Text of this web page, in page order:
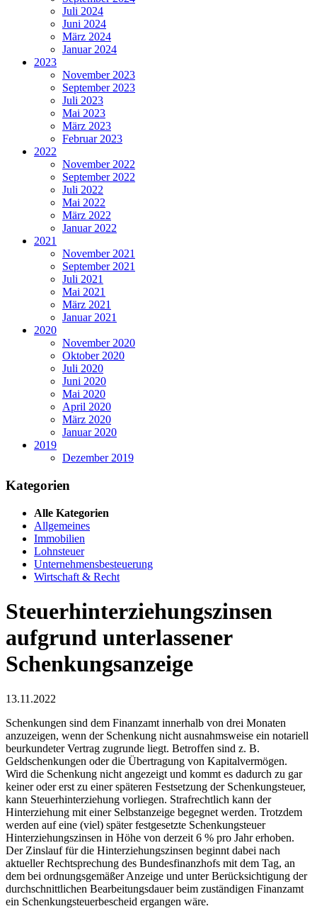
Juli 2024
Juni 2024
März 2024
Januar 2024
2023
November 2023
September 2023
Juli 2023
Mai 2023
März 2023
Februar 2023
2022
November 2022
September 2022
Juli 2022
Mai 2022
März 2022
Januar 2022
2021
November 2021
September 2021
Juli 2021
Mai 2021
März 2021
Januar 2021
2020
November 2020
Oktober 2020
Juli 2020
Juni 2020
Mai 2020
April 2020
März 2020
Januar 2020
2019
Dezember 2019
Kategorien
Alle Kategorien
Allgemeines
Immobilien
Lohnsteuer
Unternehmensbesteuerung
Wirtschaft & Recht
Steuerhinterziehungszinsen
aufgrund unterlassener
Schenkungsanzeige
13.11.2022
Schenkungen sind dem Finanzamt innerhalb von drei Monaten
anzuzeigen, wenn der Schenkung nicht ausnahmsweise ein notariell
beurkundeter Vertrag zugrunde liegt. Betroffen sind z. B.
Geldschenkungen oder die Übertragung von Kapitalvermögen.
Wird die Schenkung nicht angezeigt und kommt es dadurch zu gar
keiner oder erst zu einer späteren Festsetzung der Schenkungsteuer,
kann Steuerhinterziehung vorliegen. Strafrechtlich kann der
Hinterziehung mit einer Selbstanzeige begegnet werden. Trotzdem
werden auf eine (viel) später festgesetzte Schenkungsteuer
Hinterziehungszinsen in Höhe von derzeit 6 % pro Jahr erhoben.
Der Zinslauf für die Hinterziehungszinsen beginnt dabei nach
aktueller Rechtsprechung des Bundesfinanzhofs mit dem Tag, an
dem bei ordnungsgemäßer Anzeige und unter Berücksichtigung der
durchschnittlichen Bearbeitungsdauer beim zuständigen Finanzamt
ein Schenkungsteuerbescheid ergangen wäre.